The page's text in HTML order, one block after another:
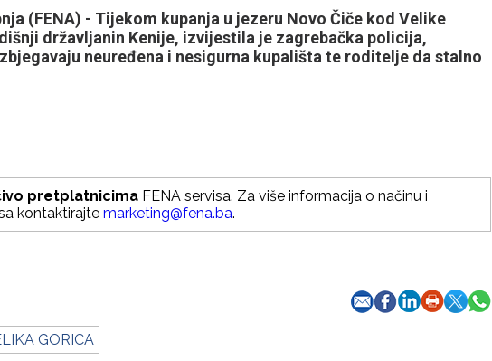
(FENA) - Tijekom kupanja u jezeru Novo Čiče kod Velike
državljanin Kenije, izvijestila je zagrebačka policija,
neuređena i nesigurna kupališta te roditelje da stalno
pretplatnicima FENA servisa. Za više informacija o načinu i
kontaktirajte marketing@fena.ba.
GORICA